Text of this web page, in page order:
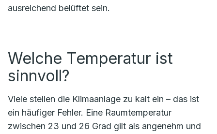
ausreichend belüftet sein.
Welche Temperatur ist
sinnvoll?
Viele stellen die Klimaanlage zu kalt ein – das ist
ein häufiger Fehler. Eine Raumtemperatur
zwischen 23 und 26 Grad gilt als angenehm und